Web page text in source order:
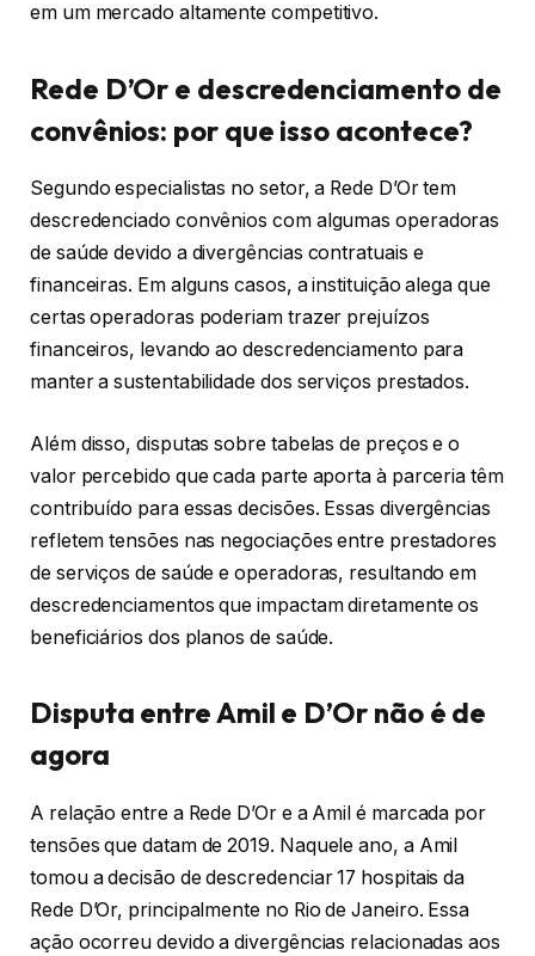
em um mercado altamente competitivo.
Rede D’Or e descredenciamento de
convênios: por que isso acontece?
Segundo especialistas no setor, a Rede D’Or tem
descredenciado convênios com algumas operadoras
de saúde devido a divergências contratuais e
financeiras. Em alguns casos, a instituição alega que
certas operadoras poderiam trazer prejuízos
financeiros, levando ao descredenciamento para
manter a sustentabilidade dos serviços prestados.
Além disso, disputas sobre tabelas de preços e o
valor percebido que cada parte aporta à parceria têm
contribuído para essas decisões. Essas divergências
refletem tensões nas negociações entre prestadores
de serviços de saúde e operadoras, resultando em
descredenciamentos que impactam diretamente os
beneficiários dos planos de saúde.
Disputa entre Amil e D’Or não é de
agora
A relação entre a Rede D’Or e a Amil é marcada por
tensões que datam de 2019. Naquele ano, a Amil
tomou a decisão de descredenciar 17 hospitais da
Rede D’Or, principalmente no Rio de Janeiro. Essa
ação ocorreu devido a divergências relacionadas aos